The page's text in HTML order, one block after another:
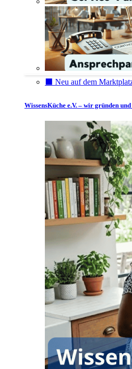
⬛️ Neu auf dem
WissensKüche e.V. – wir gründen